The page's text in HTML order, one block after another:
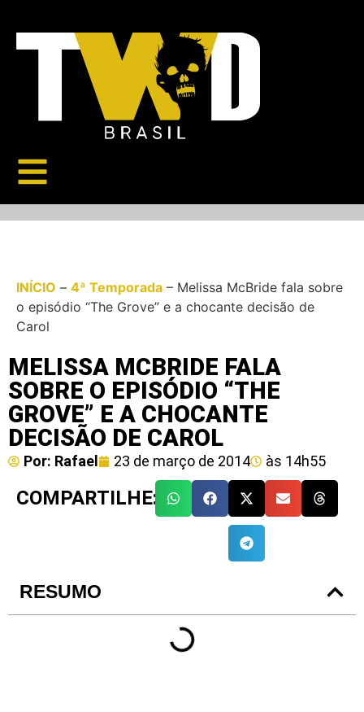
INÍCIO – 4ª Temporada – Melissa McBride fala sobre
o episódio “The Grove” e a chocante decisão de
Carol
MELISSA MCBRIDE FALA
SOBRE O EPISÓDIO “THE
GROVE” E A CHOCANTE
DECISÃO DE CAROL
Por: Rafael 23 de março de 2014 às 14h55
COMPARTILHE:
RESUMO